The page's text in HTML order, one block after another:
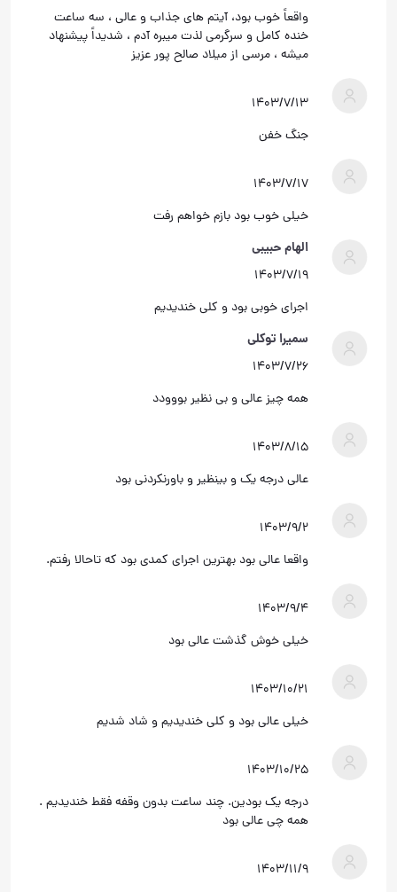
واقعاً خوب بود، آیتم های جذاب و عالی ، سه ساعت
خنده کامل و سرگرمی لذت میبره آدم ، شدیداً پیشنهاد
میشه ، مرسی از میلاد صالح پور عزیز
۱۴۰۳/۷/۱۳
جنگ خفن
۱۴۰۳/۷/۱۷
خیلی خوب بود بازم خواهم رفت
الهام حبیبی
۱۴۰۳/۷/۱۹
اجرای خوبی بود و کلی خندیدیم
سمیرا توکلی
۱۴۰۳/۷/۲۶
همه چیز عالی و بی نظیر بووودد
۱۴۰۳/۸/۱۵
عالی درجه یک و بینظیر و باورنکردنی بود
۱۴۰۳/۹/۲
واقعا عالی بود بهترین اجرای کمدی بود که تاحالا رفتم.
۱۴۰۳/۹/۴
خیلی خوش گذشت عالی بود
۱۴۰۳/۱۰/۲۱
خیلی عالی بود و کلی خندیدیم و شاد شدیم
۱۴۰۳/۱۰/۲۵
درجه یک بودین. چند ساعت بدون وقفه فقط خندیدیم .
همه چی عالی بود
۱۴۰۳/۱۱/۹